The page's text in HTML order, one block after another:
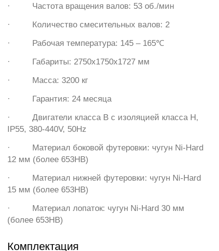
· Частота вращения валов: 53 об./мин
· Количество смесительных валов: 2
· Рабочая температура: 145 – 165℃
· Габариты: 2750х1750х1727 мм
· Масса: 3200 кг
· Гарантия: 24 месяца
· Двигатели класса B с изоляцией класса H,
IP55, 380-440V, 50Hz
· Материал боковой футеровки: чугун Ni-Hard
12 мм (более 653HB)
· Материал нижней футеровки: чугун Ni-Hard
15 мм (более 653HB)
· Материал лопаток: чугун Ni-Hard 30 мм
(более 653HB)
Комплектация